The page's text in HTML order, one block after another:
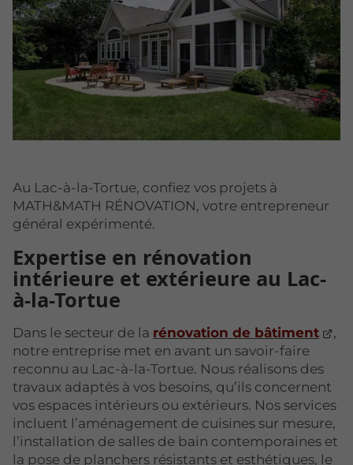
Au Lac-à-la-Tortue, confiez vos projets à
MATH&MATH RÉNOVATION, votre entrepreneur
général expérimenté.
Expertise en rénovation
intérieure et extérieure au Lac-
à-la-Tortue
Dans le secteur de la rénovation de bâtiment
,
notre entreprise met en avant un savoir-faire
reconnu au Lac-à-la-Tortue. Nous réalisons des
travaux adaptés à vos besoins, qu’ils concernent
vos espaces intérieurs ou extérieurs. Nos services
incluent l’aménagement de cuisines sur mesure,
l’installation de salles de bain contemporaines et
la pose de planchers résistants et esthétiques, le